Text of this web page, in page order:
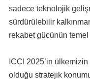
sadece teknolojik
sürdürülebilir
rekabet gücünün temel
ICCI 2025’in
olduğu stratejik